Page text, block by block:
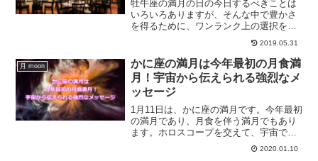
牡牛座の満月の日の今日するべきことは
いろいろありますが、そんな中で豊かさ
を得るために、ワンランク上の選択をす
る日にすることを提案します。ワンラン
ク上の選択をすることで得られることに
ついてご紹介します。
2019.05.31
月 moon
かに座の満月は今年最初の月食満
月！宇宙から伝えられる強烈なメ
ッセージ
1月11日は、かに座の満月です。今年最初
の満月であり、月食を伴う満月でもあり
ます。ホロスコープを交えて、宇宙では
なにが起こってるのか？かに座の満月に
ついて解説していきます。かに座の満月
2020.01.10